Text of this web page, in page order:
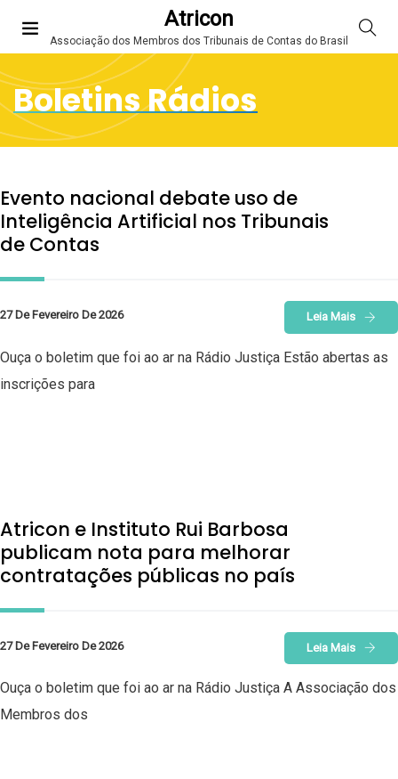
Atricon
Associação dos Membros dos Tribunais de Contas do Brasil
Boletins Rádios
Evento nacional debate uso de
Inteligência Artificial nos Tribunais
de Contas
27 De Fevereiro De 2026 Leia Mais
Ouça o boletim que foi ao ar na Rádio Justiça Estão abertas as
inscrições para
Atricon e Instituto Rui Barbosa
publicam nota para melhorar
contratações públicas no país
27 De Fevereiro De 2026 Leia Mais
Ouça o boletim que foi ao ar na Rádio Justiça A Associação dos
Membros dos